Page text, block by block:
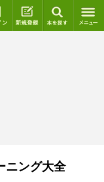
ログイン 新規登録
ニング大全